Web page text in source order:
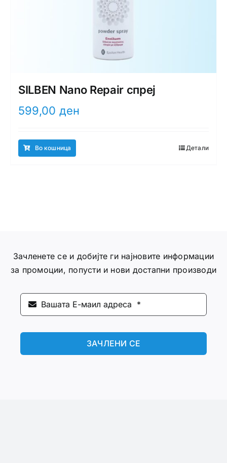
SILBEN Nano Repair спреј
599,00 ден
Во кошница Детали
Зачленете се и добијте ги најновите информации
за промоции, попусти и нови достапни производи
ЗАЧЛЕНИ СЕ